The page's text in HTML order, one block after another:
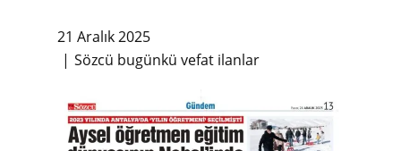
21 Aralık 2025
Sözcü bugünkü vefat ilanlar